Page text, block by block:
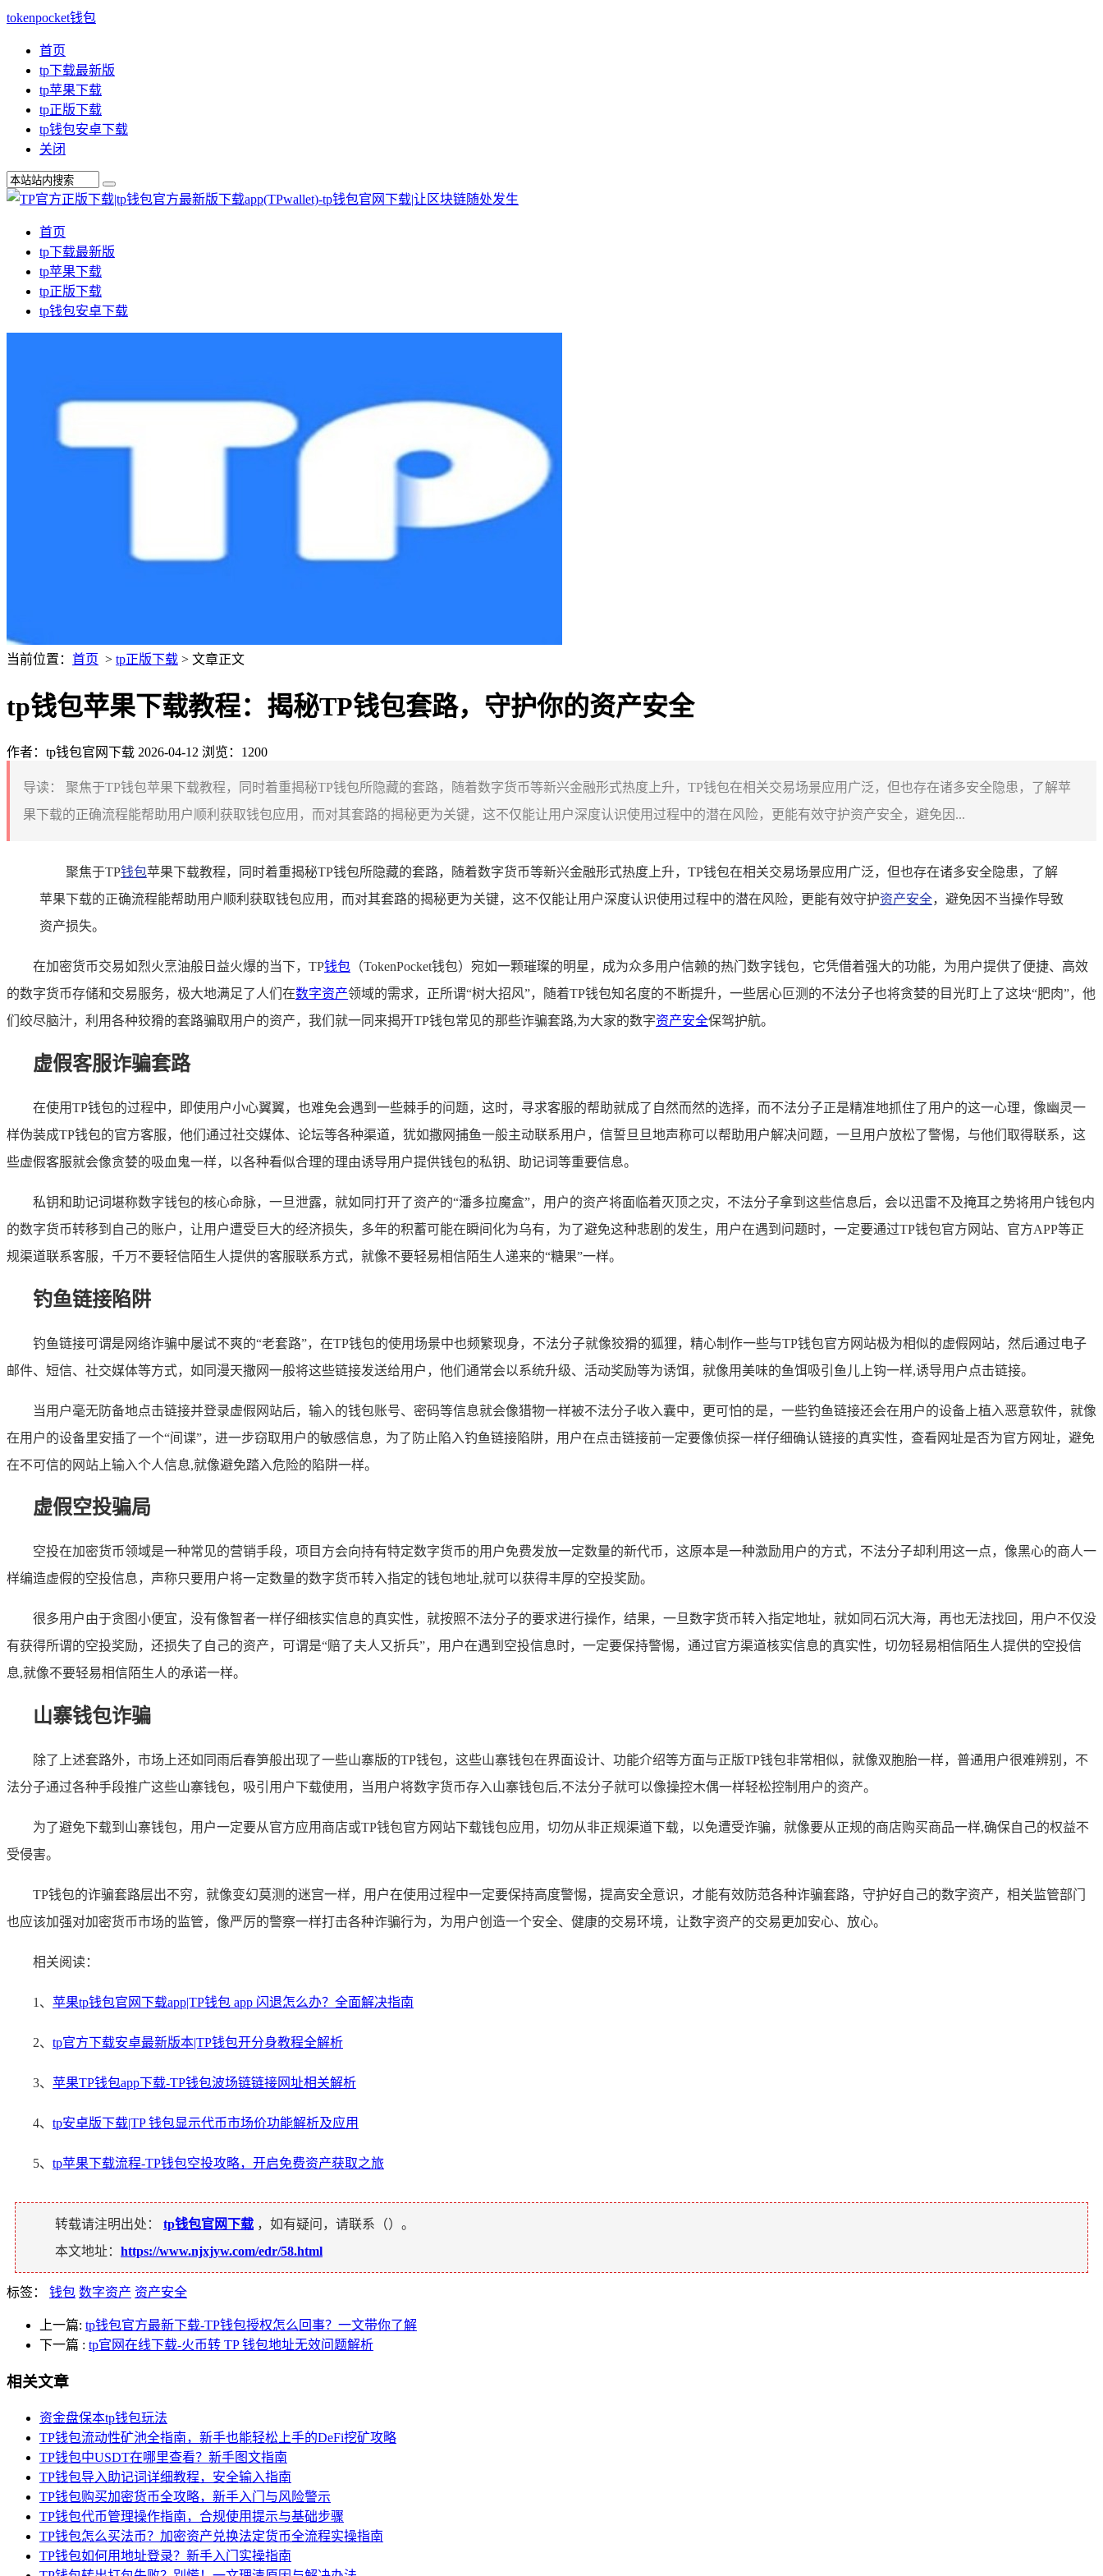
tokenpocket钱包
首页
tp下载最新版
tp苹果下载
tp正版下载
tp钱包安卓下载
关闭
首页
tp下载最新版
tp苹果下载
tp正版下载
tp钱包安卓下载
当前位置： 首页 > tp正版下载 > 文章正文
tp钱包苹果下载教程：揭秘TP钱包套路，守护你的资产安全
作者：tp钱包官网下载 2026-04-12 浏览：1200
导读：
聚焦于TP钱包苹果下载教程，同时着重揭秘TP钱包所隐藏的套路，随着数字货币等新兴金融形式热度上升，TP钱包在相关交易场景应用广泛，但也存在诸多安全隐患，了解苹
果下载的正确流程能帮助用户顺利获取钱包应用，而对其套路的揭秘更为关键，这不仅能让用户深度认识使用过程中的潜在风险，更能有效守护资产安全，避免因...
聚焦于TP钱包苹果下载教程，同时着重揭秘TP钱包所隐藏的套路，随着数字货币等新兴金融形式热度上升，TP钱包在相关交易场景应用广泛，但也存在诸多安全隐患，了解
苹果下载的正确流程能帮助用户顺利获取钱包应用，而对其套路的揭秘更为关键，这不仅能让用户深度认识使用过程中的潜在风险，更能有效守护资产安全，避免因不当操作导致
资产损失。
在加密货币交易如烈火烹油般日益火爆的当下，TP钱包 （TokenPocket钱包）宛如一颗璀璨的明星，成为众多用户信赖的热门数字钱包，它凭借着强大的功能，为用户提供了便捷、高效
的数字货币存储和交易服务，极大地满足了人们在数字资产领域的需求，正所谓“树大招风”，随着TP钱包知名度的不断提升，一些居心叵测的不法分子也将贪婪的目光盯上了这块“肥肉”，他
们绞尽脑汁，利用各种狡猾的套路骗取用户的资产，我们就一同来揭开TP钱包常见的那些诈骗套路,为大家的数字资产安全保驾护航。
虚假客服诈骗套路
在使用TP钱包的过程中，即使用户小心翼翼，也难免会遇到一些棘手的问题，这时，寻求客服的帮助就成了自然而然的选择，而不法分子正是精准地抓住了用户的这一心理，像幽灵一
样伪装成TP钱包的官方客服，他们通过社交媒体、论坛等各种渠道，犹如撒网捕鱼一般主动联系用户，信誓旦旦地声称可以帮助用户解决问题，一旦用户放松了警惕，与他们取得联系，这
些虚假客服就会像贪婪的吸血鬼一样，以各种看似合理的理由诱导用户提供钱包的私钥、助记词等重要信息。
私钥和助记词堪称数字钱包的核心命脉，一旦泄露，就如同打开了资产的“潘多拉魔盒”，用户的资产将面临着灭顶之灾，不法分子拿到这些信息后，会以迅雷不及掩耳之势将用户钱包内
的数字货币转移到自己的账户，让用户遭受巨大的经济损失，多年的积蓄可能在瞬间化为乌有，为了避免这种悲剧的发生，用户在遇到问题时，一定要通过TP钱包官方网站、官方APP等正
规渠道联系客服，千万不要轻信陌生人提供的客服联系方式，就像不要轻易相信陌生人递来的“糖果”一样。
钓鱼链接陷阱
钓鱼链接可谓是网络诈骗中屡试不爽的“老套路”，在TP钱包的使用场景中也频繁现身，不法分子就像狡猾的狐狸，精心制作一些与TP钱包官方网站极为相似的虚假网站，然后通过电子
邮件、短信、社交媒体等方式，如同漫天撒网一般将这些链接发送给用户，他们通常会以系统升级、活动奖励等为诱饵，就像用美味的鱼饵吸引鱼儿上钩一样,诱导用户点击链接。
当用户毫无防备地点击链接并登录虚假网站后，输入的钱包账号、密码等信息就会像猎物一样被不法分子收入囊中，更可怕的是，一些钓鱼链接还会在用户的设备上植入恶意软件，就像
在用户的设备里安插了一个“间谍”，进一步窃取用户的敏感信息，为了防止陷入钓鱼链接陷阱，用户在点击链接前一定要像侦探一样仔细确认链接的真实性，查看网址是否为官方网址，避免
在不可信的网站上输入个人信息,就像避免踏入危险的陷阱一样。
虚假空投骗局
空投在加密货币领域是一种常见的营销手段，项目方会向持有特定数字货币的用户免费发放一定数量的新代币，这原本是一种激励用户的方式，不法分子却利用这一点，像黑心的商人一
样编造虚假的空投信息，声称只要用户将一定数量的数字货币转入指定的钱包地址,就可以获得丰厚的空投奖励。
很多用户由于贪图小便宜，没有像智者一样仔细核实信息的真实性，就按照不法分子的要求进行操作，结果，一旦数字货币转入指定地址，就如同石沉大海，再也无法找回，用户不仅没
有获得所谓的空投奖励，还损失了自己的资产，可谓是“赔了夫人又折兵”，用户在遇到空投信息时，一定要保持警惕，通过官方渠道核实信息的真实性，切勿轻易相信陌生人提供的空投信
息,就像不要轻易相信陌生人的承诺一样。
山寨钱包诈骗
除了上述套路外，市场上还如同雨后春笋般出现了一些山寨版的TP钱包，这些山寨钱包在界面设计、功能介绍等方面与正版TP钱包非常相似，就像双胞胎一样，普通用户很难辨别，不
法分子通过各种手段推广这些山寨钱包，吸引用户下载使用，当用户将数字货币存入山寨钱包后,不法分子就可以像操控木偶一样轻松控制用户的资产。
为了避免下载到山寨钱包，用户一定要从官方应用商店或TP钱包官方网站下载钱包应用，切勿从非正规渠道下载，以免遭受诈骗，就像要从正规的商店购买商品一样,确保自己的权益不
受侵害。
TP钱包的诈骗套路层出不穷，就像变幻莫测的迷宫一样，用户在使用过程中一定要保持高度警惕，提高安全意识，才能有效防范各种诈骗套路，守护好自己的数字资产，相关监管部门
也应该加强对加密货币市场的监管，像严厉的警察一样打击各种诈骗行为，为用户创造一个安全、健康的交易环境，让数字资产的交易更加安心、放心。
相关阅读：
1、 苹果tp钱包官网下载app|TP钱包 app 闪退怎么办？全面解决指南
2、 tp官方下载安卓最新版本|TP钱包开分身教程全解析
3、 苹果TP钱包app下载-TP钱包波场链链接网址相关解析
4、 tp安卓版下载|TP 钱包显示代币市场价功能解析及应用
5、 tp苹果下载流程-TP钱包空投攻略，开启免费资产获取之旅
转载请注明出处： tp钱包官网下载 ，如有疑问，请联系（）。
本文地址： https://www.njxjyw.com/edr/58.html
标签： 钱包 数字资产 资产安全
上一篇: tp钱包官方最新下载-TP钱包授权怎么回事？一文带你了解
下一篇 : tp官网在线下载-火币转 TP 钱包地址无效问题解析
相关文章
资金盘保本tp钱包玩法
TP钱包流动性矿池全指南，新手也能轻松上手的DeFi挖矿攻略
TP钱包中USDT在哪里查看？新手图文指南
TP钱包导入助记词详细教程，安全输入指南
TP钱包购买加密货币全攻略，新手入门与风险警示
TP钱包代币管理操作指南，合规使用提示与基础步骤
TP钱包怎么买法币？加密资产兑换法定货币全流程实操指南
TP钱包如何用地址登录？新手入门实操指南